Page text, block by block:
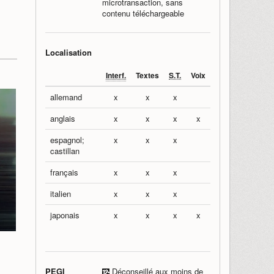
contenu téléchargeable
Localisation
Interf. Textes S.T. Voix
allemand x x
x
anglais
x x x
x
espagnol;
castillan
x x x
français x x
x
italien
x x
x
japonais
x x x x
PEGI Déconseillé aux moins de